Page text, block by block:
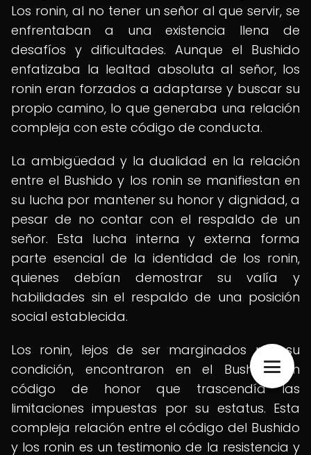
Los ronin, al no tener un señor al que servir, se
enfrentaban a una existencia llena de
desafíos y dificultades. Aunque el Bushido
enfatizaba la lealtad absoluta al señor, los
ronin eran forzados a adaptarse y buscar su
propio camino, lo que generaba una relación
compleja con este código de conducta.
La ambigüedad y la dualidad en la relación
entre el Bushido y los ronin se manifiestan en
su lucha por mantener su honor y dignidad, a
pesar de no contar con el respaldo de un
señor. Esta lucha interna y externa forma
parte esencial de la identidad de los ronin,
quienes debían demostrar su valía y
habilidades sin el respaldo de una posición
social establecida.
Los ronin, lejos de ser marginados por su
condición, encontraron en el Bushido un
código de honor que trascendía las
limitaciones impuestas por su estatus. Esta
compleja relación entre el código del Bushido
y los ronin es un testimonio de la resistencia y